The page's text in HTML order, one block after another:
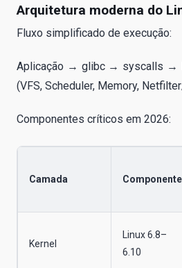
Arquitetura moderna do
Fluxo simplificado de execução:
Aplicação → glibc → syscalls →
(VFS, Scheduler, Memory,
Componentes críticos em 2026:
Camada Componente
Kernel
Linux 6.8–
6.10